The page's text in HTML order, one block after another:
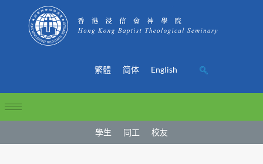
繁體 简体 English
學生 同工 校友